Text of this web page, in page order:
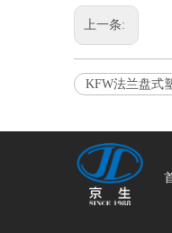
上一条:
KFW法兰盘式